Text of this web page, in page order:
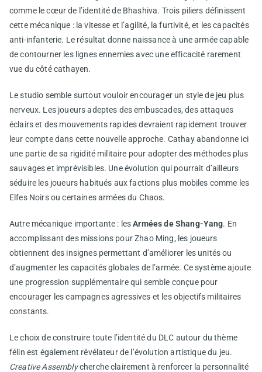
comme le cœur de l’identité de Bhashiva. Trois piliers définissent
cette mécanique : la vitesse et l’agilité, la furtivité, et les capacités
anti-infanterie. Le résultat donne naissance à une armée capable
de contourner les lignes ennemies avec une efficacité rarement
vue du côté cathayen.
Le studio semble surtout vouloir encourager un style de jeu plus
nerveux. Les joueurs adeptes des embuscades, des attaques
éclairs et des mouvements rapides devraient rapidement trouver
leur compte dans cette nouvelle approche. Cathay abandonne ici
une partie de sa rigidité militaire pour adopter des méthodes plus
sauvages et imprévisibles. Une évolution qui pourrait d’ailleurs
séduire les joueurs habitués aux factions plus mobiles comme les
Elfes Noirs ou certaines armées du Chaos.
Autre mécanique importante : lesArmées de Shang-Yang. En
accomplissant des missions pour Zhao Ming, les joueurs
obtiennent des insignes permettant d’améliorer les unités ou
d’augmenter les capacités globales de l’armée. Ce système ajoute
une progression supplémentaire qui semble conçue pour
encourager les campagnes agressives et les objectifs militaires
constants.
Le choix de construire toute l’identité du DLC autour du thème
félin est également révélateur de l’évolution artistique du jeu.
Creative Assemblycherche clairement à renforcer la personnalité